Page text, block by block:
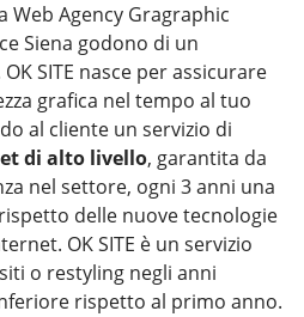
Agency Gragraphic
Siena godono di un
SITE nasce per assicurare
grafica nel tempo al tuo
al cliente un servizio di
di alto livello, garantita da
nel settore, ogni 3 anni una
delle nuove tecnologie
OK SITE è un servizio
o restyling negli anni
rispetto al primo anno.